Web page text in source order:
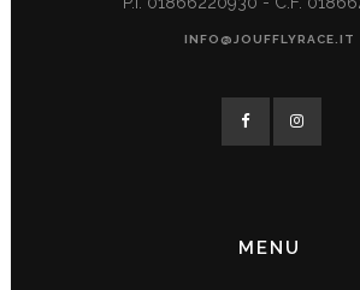
INFO@JOUFFLYRACE.IT
MENU